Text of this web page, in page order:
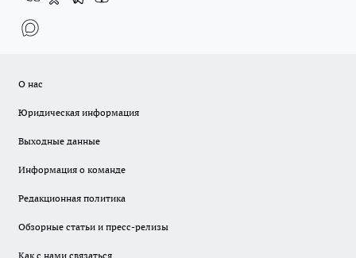
О нас
Юридическая информация
Выходные данные
Информация о команде
Редакционная политика
Обзорные статьи и пресс-релизы
Как с нами связаться